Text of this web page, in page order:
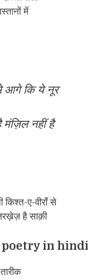
में
आगे कि ये नूर
मंज़िल नहीं है
किश्त-ए-वीराँ से
है साक़ी
poetry in hindi